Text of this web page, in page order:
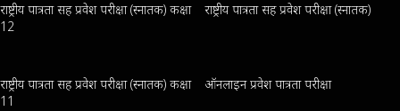
राष्ट्रीय पात्रता सह प्रवेश परीक्षा (स्नातक) कक्षा
12
राष्ट्रीय पात्रता सह प्रवेश परीक्षा (स्नातक)
राष्ट्रीय पात्रता सह प्रवेश परीक्षा (स्नातक) कक्षा
11
ऑनलाइन प्रवेश पात्रता परीक्षा